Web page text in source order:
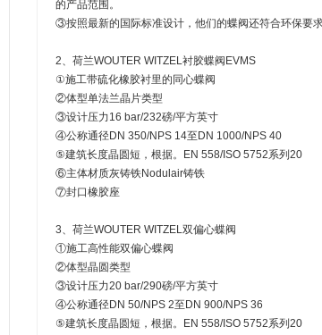
的产品范围。
③按照最新的国际标准设计，他们的蝶阀还符合环保要
2、荷兰WOUTER WITZEL衬胶蝶阀EVMS
①施工带硫化橡胶衬里的同心蝶阀
②体型单法兰晶片类型
③设计压力16 bar/232磅/平方英寸
④公称通径DN 350/NPS 14至DN 1000/NPS 40
⑤建筑长度晶圆短，根据。EN 558/ISO 5752系列20
⑥主体材质灰铸铁Nodulair铸铁
⑦封口橡胶座
3、荷兰WOUTER WITZEL双偏心蝶阀
①施工高性能双偏心蝶阀
②体型晶圆类型
③设计压力20 bar/290磅/平方英寸
④公称通径DN 50/NPS 2至DN 900/NPS 36
⑤建筑长度晶圆短，根据。EN 558/ISO 5752系列20